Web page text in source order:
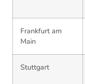
Frankfurt am
Main
Stuttgart